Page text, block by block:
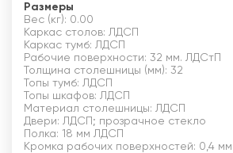
Размеры
Вес (кг): 0.00
Каркас столов: ЛДСП
Каркас тумб: ЛДСП
Рабочие поверхности: 32 мм. ЛДСтП
Толщина столешницы (мм): 32
Топы тумб: ЛДСП
Топы шкафов: ЛДСП
Материал столешницы: ЛДСП
Двери: ЛДСП; прозрачное стекло
Полка: 18 мм ЛДСП
Кромка рабочих поверхностей: 0,4